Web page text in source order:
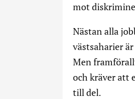
mot
Nästan alla
västsaharier
Men
och kräver att
till del.